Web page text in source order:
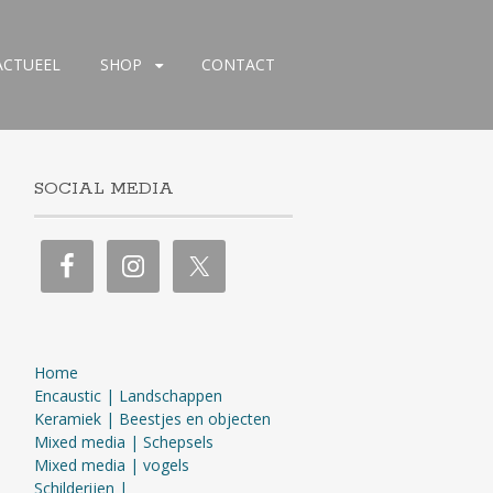
SHOP CONTACT
SOCIAL MEDIA
Home
Encaustic | Landschappen
Keramiek | Beestjes en objecten
Mixed media | Schepsels
Mixed media | vogels
Schilderijen |